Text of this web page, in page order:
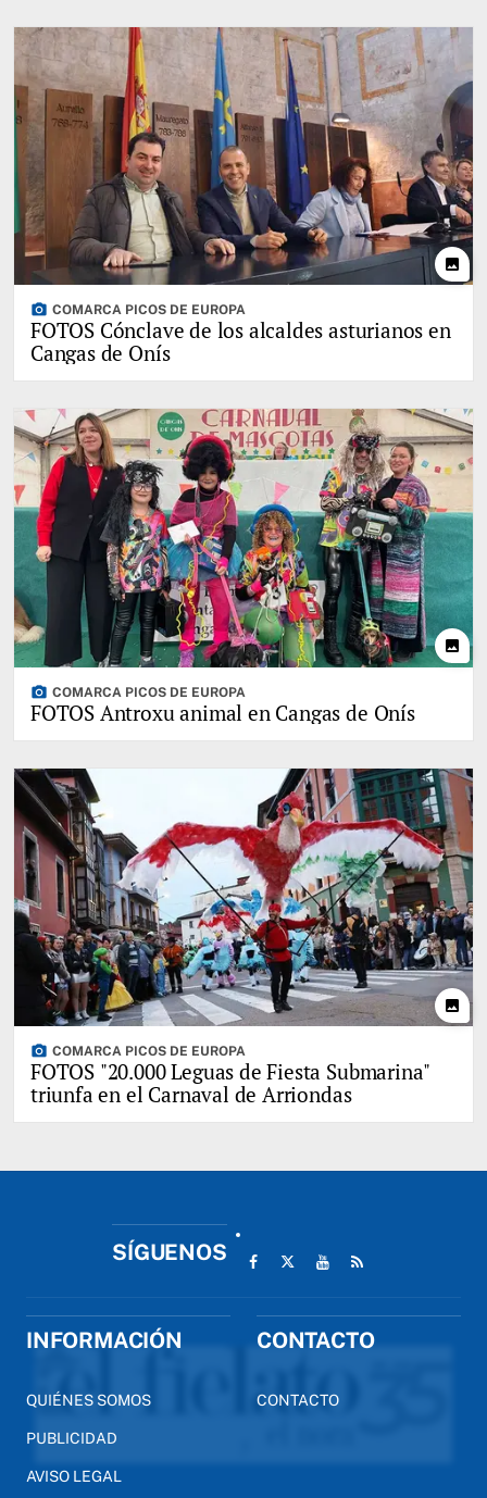
photo
photo_camera COMARCA PICOS DE EUROPA
FOTOS Cónclave de los alcaldes asturianos en
Cangas de Onís
photo
photo_camera COMARCA PICOS DE EUROPA
FOTOS Antroxu animal en Cangas de Onís
photo
photo_camera COMARCA PICOS DE EUROPA
FOTOS "20.000 Leguas de Fiesta Submarina"
triunfa en el Carnaval de Arriondas
SÍGUENOS
INFORMACIÓN
QUIÉNES SOMOS
PUBLICIDAD
AVISO LEGAL
CONTACTO
CONTACTO